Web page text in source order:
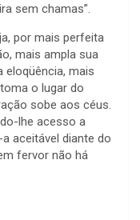
sem chamas”.
por mais perfeita
mais ampla sua
eloqüência, mais
o lugar do
sobe aos céus.
lhe acesso a
aceitável diante do
fervor não há